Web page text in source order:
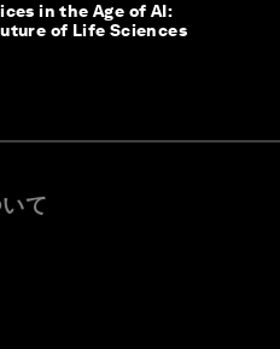
in the Age of AI:
of Life Sciences
て